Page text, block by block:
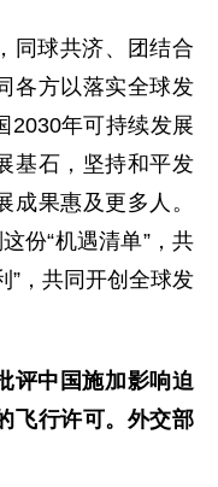
同球共济、团结合
各方以落实全球发
2030年可持续发展
基石，坚持和平发
成果惠及更多人。
份“机遇清单”，共
”，共同开创全球发
评中国施加影响迫
飞行许可。外交部